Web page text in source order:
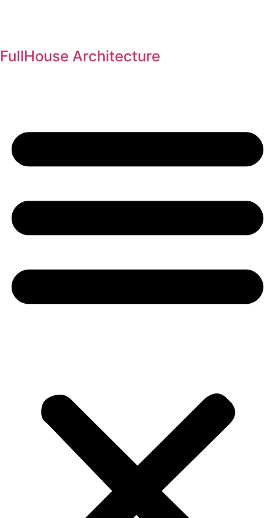
FullHouse Architecture